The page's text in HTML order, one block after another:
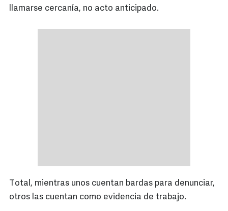
llamarse cercanía, no acto anticipado.
Total, mientras unos cuentan bardas para denunciar,
otros las cuentan como evidencia de trabajo.